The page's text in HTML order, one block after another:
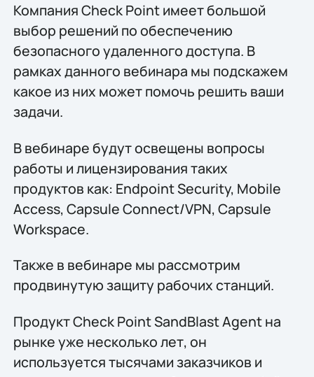
Компания Check Point имеет большой
выбор решений по обеспечению
безопасного удаленного доступа. В
рамках данного вебинара мы подскажем
какое из них может помочь решить ваши
задачи.
В вебинаре будут освещены вопросы
работы и лицензирования таких
продуктов как: Endpoint Security, Mobile
Access, Capsule Connect/VPN, Capsule
Workspace.
Также в вебинаре мы рассмотрим
продвинутую защиту рабочих станций.
Продукт Check Point SandBlast Agent на
рынке уже несколько лет, он
используется тысячами заказчиков и